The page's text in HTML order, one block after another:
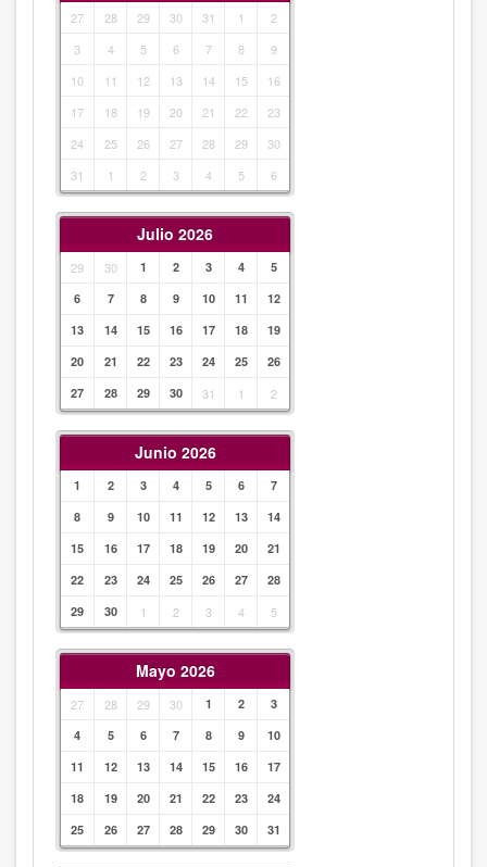
27 28 29 30 31 1
2
3
4 5 6 7 8
9
10
11 12 13 14 15
16
17
18 19 20 21 22
23
24
25 26 27 28 29
30
31
1 2 3 4 5 6
Julio 2026
29 30 1 2 3 4
5
6
7 8 9 10 11
12
13
14 15 16 17 18
19
20
21 22 23 24 25
26
27
28 29 30 31 1 2
Junio 2026
1 2 3 4 5 6
7
8
9 10 11 12 13
14
15
16 17 18 19 20
21
22
23 24 25 26 27
28
29
30 1 2 3 4 5
Mayo 2026
27 28 29 30 1 2
3
4
5 6 7 8 9
10
11
12 13 14 15 16
17
18
19 20 21 22 23
24
25
26 27 28 29 30 31